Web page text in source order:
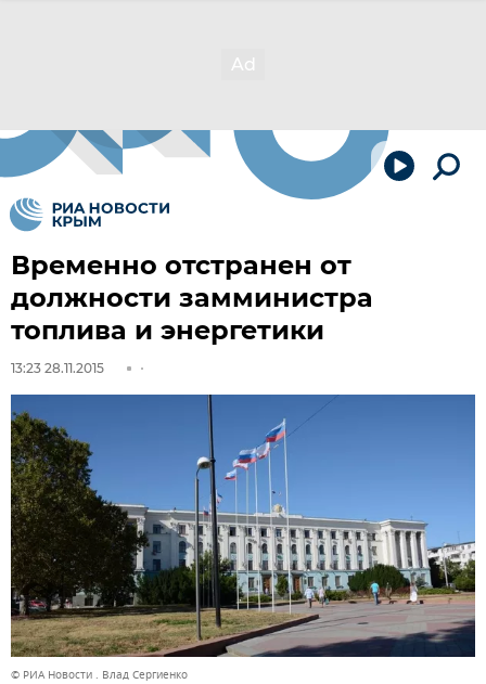
Временно отстранен от
должности замминистра
топлива и энергетики
13:23 28.11.2015
© РИА Новости . Влад Сергиенко